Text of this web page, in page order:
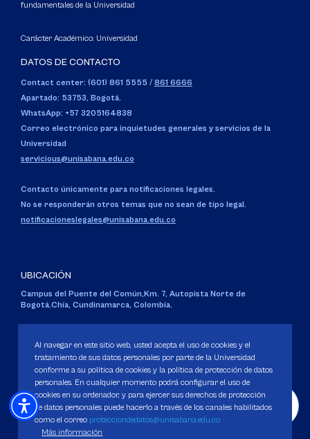
fundamentales de la Universidad
Carácter Académico: Universidad
DATOS DE CONTACTO
Contact center: (601) 861 5555 / 861 6666
Apartado: 53753, Bogotá.
WhatsApp: +57 3205164838
Correo electrónico para inquietudes generales y servicios de la
Universidad
servicious@unisabana.edu.co
Contacto únicamente para notificaciones legales.
No se responderán otros temas que no sean de tipo legal.
notificacioneslegales@unisabana.edu.co
UBICACIÓN
Campus del Puente del Común,Km. 7, Autopista Norte de
Bogotá.Chía, Cundinamarca, Colombia.
Personería Jurídica:Resolución 130 del 14 de enero de 1980.
Ministerio de Educación Nacional.
Política de Protección de datos
Al navegar en este sitio web, usted acepta el uso de cookies y el
tratamiento de sus datos personales por parte de la Universidad
conforme a su política de cookies y la política de protección de datos
personales. En cualquier momento podrá configurar el uso de
cookies en su ordenador, y para ejercer sus derechos de protección
de datos personales puede hacerlo a través de los canales habilitados
como el correo protecciondedatos@unisabana.edu.co
Más información